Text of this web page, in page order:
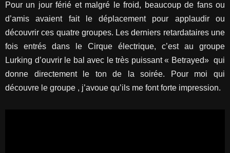
Pour un jour férié et malgré le froid, beaucoup de fans ou
d’amis avaient fait le déplacement pour applaudir ou
découvrir ces quatre groupes. Les derniers retardataires une
fois entrés dans le Cirque électrique, c’est au groupe
Lurking d’ouvrir le bal avec le très puissant « Betrayed» qui
donne directement le ton de la soirée. Pour moi qui
découvre le groupe , j’avoue qu’ils me font forte impression.